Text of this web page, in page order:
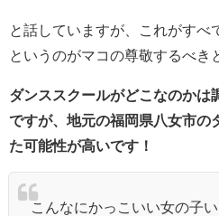
と話していますが、これがすべ
というのがマコの尊敬するべき
ダンススクールがどこなのかは
ですが、地元の福岡県八女市の
た可能性が高いです！
こんなにかっこいい女の子